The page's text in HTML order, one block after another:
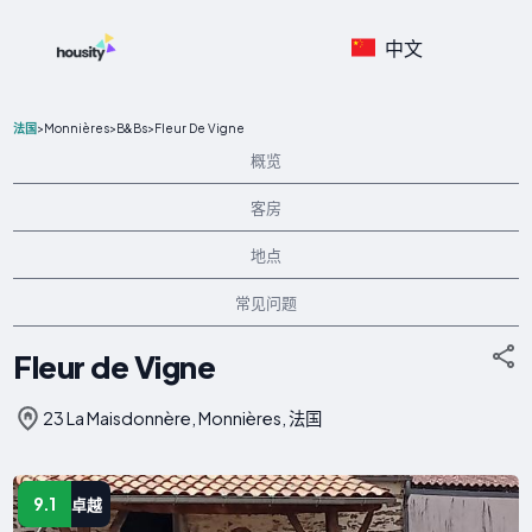
中文
法国>Monnières>B&Bs>Fleur De Vigne
概览
客房
地点
常见问题
Fleur de Vigne
23 La Maisdonnère, Monnières, 法国
9.1 卓越